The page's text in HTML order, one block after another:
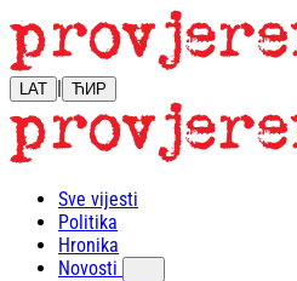
LAT | ЋИР
Sve vijesti
Politika
Hronika
Novosti